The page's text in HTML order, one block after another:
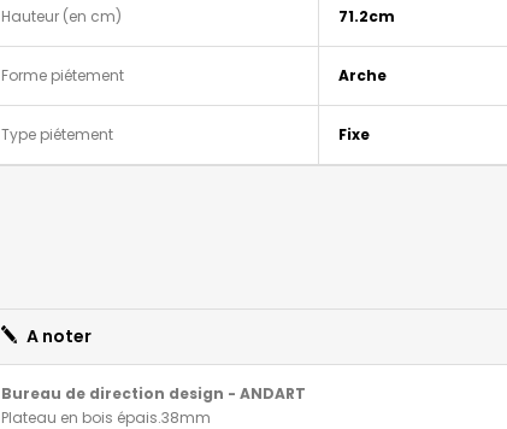
Hauteur (en cm) 71.2cm
Forme piétement Arche
Type piétement Fixe
A noter
Bureau de direction design - ANDART
Plateau en bois épais.38mm